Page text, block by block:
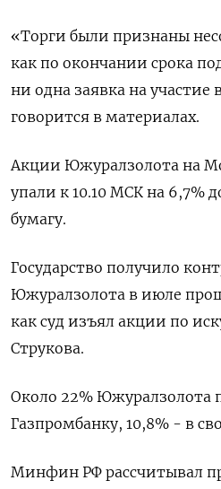
«Торги были признаны
как по окончании срока
ни одна заявка на участие
говорится в материалах.
Акции ​Южуралзолота на
упали ‌к 10.10 МСК на 6,7%
бумагу.
Государство получило
Южуралзолота в июле
как суд изъял акции по
Струкова.
Около 22% Южуралзолота
Газпромбанку, 10,8% - в
Минфин РФ рассчитывал